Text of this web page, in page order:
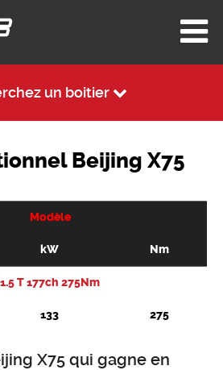
un boitier
Beijing X75
Modèle
kW Nm
1.5 T 177ch 275Nm
133 275
X75 qui gagne en